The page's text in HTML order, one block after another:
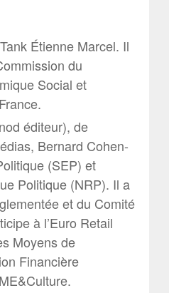
Étienne Marcel. Il
du
Social et
éditeur), de
Bernard Cohen-
(SEP) et
Politique (NRP). Il a
et du Comité
à l’Euro Retail
Moyens de
Financière